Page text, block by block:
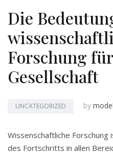
Die
Forschung
Gesellschaft
UNCATEGORIZED by
Wissenschaftliche
des Fortschritts in allen